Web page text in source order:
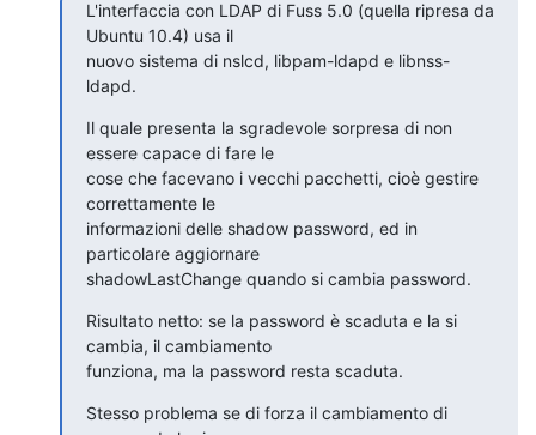
L'interfaccia con LDAP di Fuss 5.0 (quella ripresa da
Ubuntu 10.4) usa il
nuovo sistema di nslcd, libpam-ldapd e libnss-
ldapd.
Il quale presenta la sgradevole sorpresa di non
essere capace di fare le
cose che facevano i vecchi pacchetti, cioè gestire
correttamente le
informazioni delle shadow password, ed in
particolare aggiornare
shadowLastChange quando si cambia password.
Risultato netto: se la password è scaduta e la si
cambia, il cambiamento
funziona, ma la password resta scaduta.
Stesso problema se di forza il cambiamento di